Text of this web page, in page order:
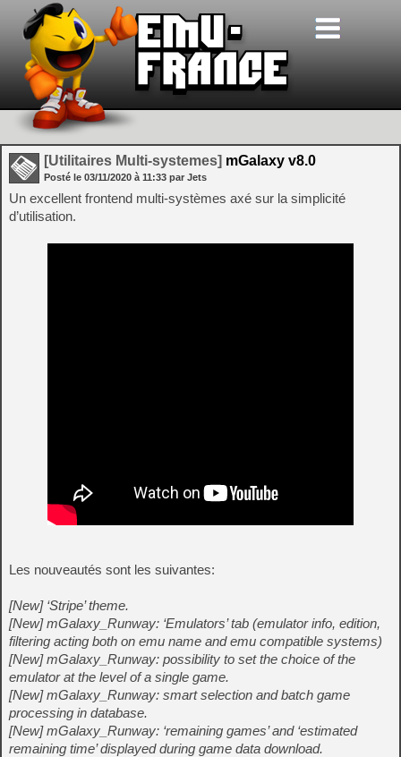
[Utilitaires Multi-systemes] mGalaxy v8.0
Posté le 03/11/2020 à 11:33 par Jets
Un excellent frontend multi-systèmes axé sur la simplicité
d’utilisation.
Les nouveautés sont les suivantes:
[New] ‘Stripe’ theme.
[New] mGalaxy_Runway: ‘Emulators’ tab (emulator info, edition,
filtering acting both on emu name and emu compatible systems)
[New] mGalaxy_Runway: possibility to set the choice of the
emulator at the level of a single game.
[New] mGalaxy_Runway: smart selection and batch game
processing in database.
[New] mGalaxy_Runway: ‘remaining games’ and ‘estimated
remaining time’ displayed during game data download.